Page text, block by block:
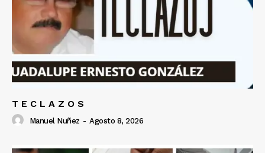
T E C L A Z O S
Manuel Nuñez - Agosto 8, 2026